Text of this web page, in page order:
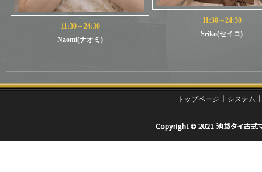
11:30～24:30
Naomi(ナオミ)
11:30～24:30
Seiko(セイコ)
トップページ システム